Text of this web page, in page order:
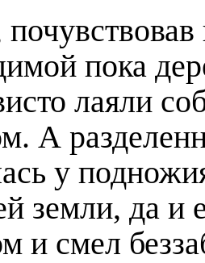
пока
лаяли
А
у
земли, да и
и смел